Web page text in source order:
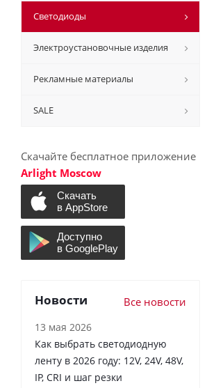
Светодиоды
Электроустановочные изделия
Рекламные материалы
SALE
Скачайте бесплатное приложение
Arlight Moscow
Новости Все новости
13 мая 2026
Как выбрать светодиодную
ленту в 2026 году: 12V, 24V, 48V,
IP, CRI и шаг резки